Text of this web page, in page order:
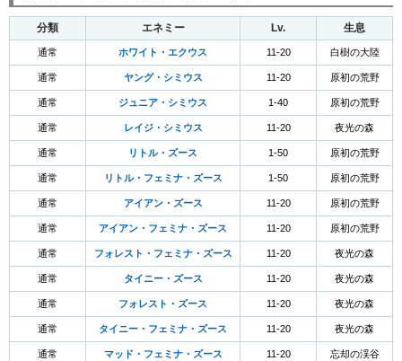
分類 エネミー Lv. 生息
通常 ホワイト・エクウス 11-20 白樹の大陸
通常 ヤング・シミウス 11-20 原初の荒野
通常 ジュニア・シミウス 1-40 原初の荒野
通常 レイジ・シミウス 11-20 夜光の森
通常 リトル・ズース 1-50 原初の荒野
通常 リトル・フェミナ・ズース 1-50 原初の荒野
通常 アイアン・ズース 11-20 原初の荒野
通常 アイアン・フェミナ・ズース 11-20 原初の荒野
通常 フォレスト・フェミナ・ズース 11-20 夜光の森
通常 タイニー・ズース 11-20 夜光の森
通常 フォレスト・ズース 11-20 夜光の森
通常 タイニー・フェミナ・ズース 11-20 夜光の森
通常 マッド・フェミナ・ズース 11-20 忘却の渓谷